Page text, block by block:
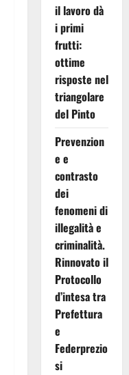
il lavoro dà
i primi
frutti:
ottime
risposte nel
triangolare
del Pinto
Prevenzion
e e
contrasto
dei
fenomeni di
illegalità e
criminalità.
Rinnovato il
Protocollo
d’intesa tra
Prefettura
e
Federprezio
si